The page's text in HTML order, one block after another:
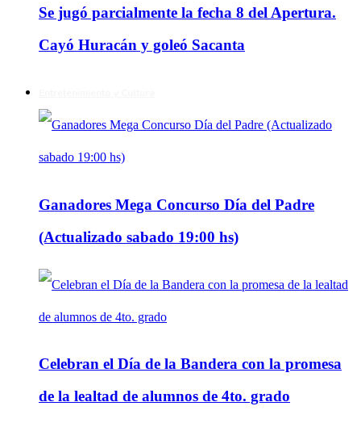
Se jugó parcialmente la fecha 8 del Apertura.
Cayó Huracán y goleó Sacanta
Ganadores Mega Concurso Día del Padre
(Actualizado sabado 19:00 hs)
Celebran el Día de la Bandera con la promesa
de la lealtad de alumnos de 4to. grado